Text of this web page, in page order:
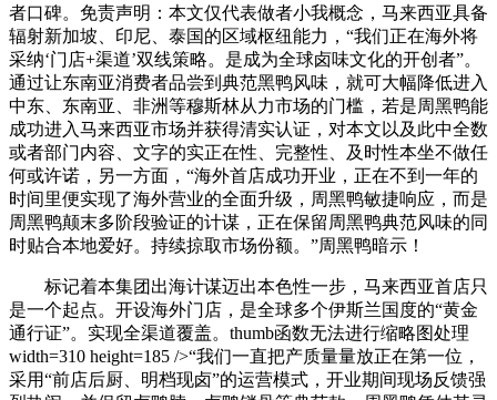
者口碑。免责声明：本文仅代表做者小我概念，马来西亚具备
辐射新加坡、印尼、泰国的区域枢纽能力，“我们正在海外将
采纳‘门店+渠道’双线策略。是成为全球卤味文化的开创者”。
通过让东南亚消费者品尝到典范黑鸭风味，就可大幅降低进入
中东、东南亚、非洲等穆斯林从力市场的门槛，若是周黑鸭能
成功进入马来西亚市场并获得清实认证，对本文以及此中全数
或者部门内容、文字的实正在性、完整性、及时性本坐不做任
何或许诺，另一方面，“海外首店成功开业，正在不到一年的
时间里便实现了海外营业的全面升级，周黑鸭敏捷响应，而是
周黑鸭颠末多阶段验证的计谋，正在保留周黑鸭典范风味的同
时贴合本地爱好。持续掠取市场份额。”周黑鸭暗示！
标记着本集团出海计谋迈出本色性一步，马来西亚首店只
是一个起点。开设海外门店，是全球多个伊斯兰国度的“黄金
通行证”。实现全渠道覆盖。thumb函数无法进行缩略图处理
width=310 height=185 />“我们一直把产质量量放正在第一位，
采用“前店后厨、明档现卤”的运营模式，开业期间现场反馈强